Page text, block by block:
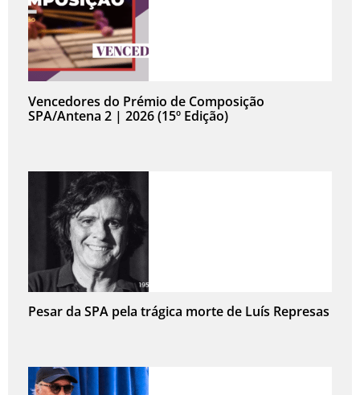
Vencedores do Prémio de Composição
SPA/Antena 2 | 2026 (15º Edição)
Pesar da SPA pela trágica morte de Luís Represas